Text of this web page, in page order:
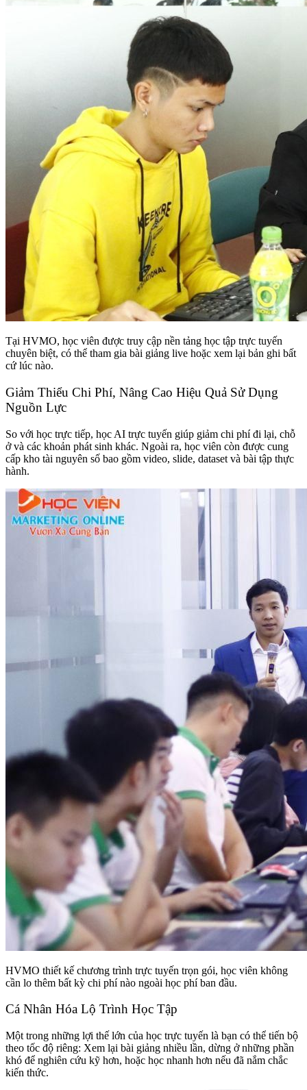
Tại HVMO, học viên được truy cập nền tảng học tập trực tuyến
chuyên biệt, có thể tham gia bài giảng live hoặc xem lại bản ghi bất
cứ lúc nào.
Giảm Thiểu Chi Phí, Nâng Cao Hiệu Quả Sử Dụng
Nguồn Lực
So với học trực tiếp, học AI trực tuyến giúp giảm chi phí đi lại, chỗ
ở và các khoản phát sinh khác. Ngoài ra, học viên còn được cung
cấp kho tài nguyên số bao gồm video, slide, dataset và bài tập thực
hành.
HVMO thiết kế chương trình trực tuyến trọn gói, học viên không
cần lo thêm bất kỳ chi phí nào ngoài học phí ban đầu.
Cá Nhân Hóa Lộ Trình Học Tập
Một trong những lợi thế lớn của học trực tuyến là bạn có thể tiến bộ
theo tốc độ riêng: Xem lại bài giảng nhiều lần, dừng ở những phần
khó để nghiên cứu kỹ hơn, hoặc học nhanh hơn nếu đã nắm chắc
kiến thức.